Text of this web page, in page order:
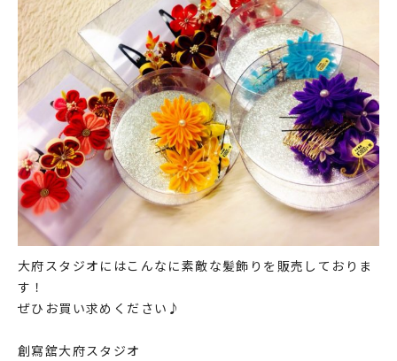
大府スタジオにはこんなに素敵な髪飾りを販売しておりま
す！
ぜひお買い求めください♪
創寫舘大府スタジオ